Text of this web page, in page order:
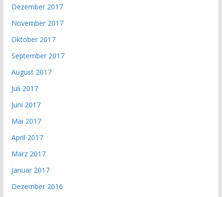
Dezember 2017
November 2017
Oktober 2017
September 2017
August 2017
Juli 2017
Juni 2017
Mai 2017
April 2017
März 2017
Januar 2017
Dezember 2016